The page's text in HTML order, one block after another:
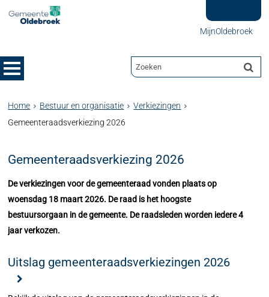
MijnOldebroek
Home Bestuur en organisatie
Verkiezingen
Gemeenteraadsverkiezing 2026
Gemeenteraadsverkiezing 2026
De verkiezingen voor de gemeenteraad vonden plaats op
woensdag 18 maart 2026. De raad is het hoogste
bestuursorgaan in de gemeente. De raadsleden worden iedere 4
jaar verkozen.
Uitslag gemeenteraadsverkiezingen 2026